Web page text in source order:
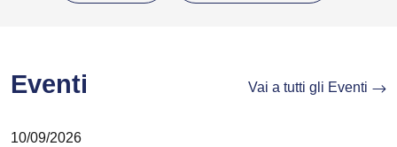
Eventi Vai a tutti gli Eventi
10/09/2026